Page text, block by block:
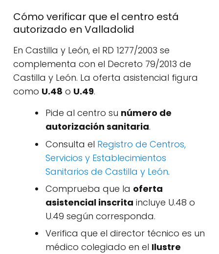
Cómo verificar que el centro está
autorizado en Valladolid
En Castilla y León, el RD 1277/2003 se
complementa con el Decreto 79/2013 de
Castilla y León. La oferta asistencial figura
como U.48 o U.49.
Pide al centro su número de
autorización sanitaria.
Consulta el Registro de Centros,
Servicios y Establecimientos
Sanitarios de Castilla y León.
Comprueba que la oferta
asistencial inscrita incluye U.48 o
U.49 según corresponda.
Verifica que el director técnico es un
médico colegiado en el Ilustre